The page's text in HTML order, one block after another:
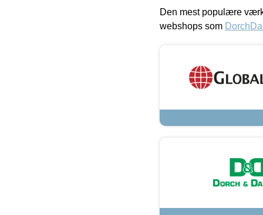
Den mest populære
webshops som